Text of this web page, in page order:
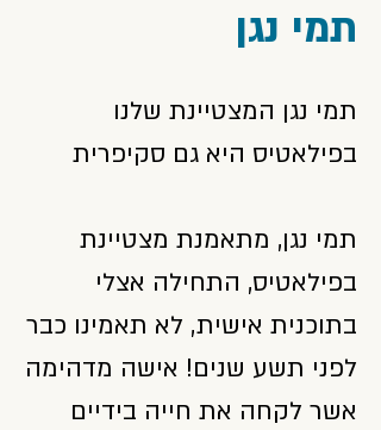
תמי נגן
תמי נגן המצטיינת שלנו
בפילאטיס היא גם סקיפרית
תמי נגן, מתאמנת מצטיינת
בפילאטיס, התחילה אצלי
בתוכנית אישית, לא תאמינו כבר
לפני תשע שנים! אישה מדהימה
אשר לקחה את חייה בידיים